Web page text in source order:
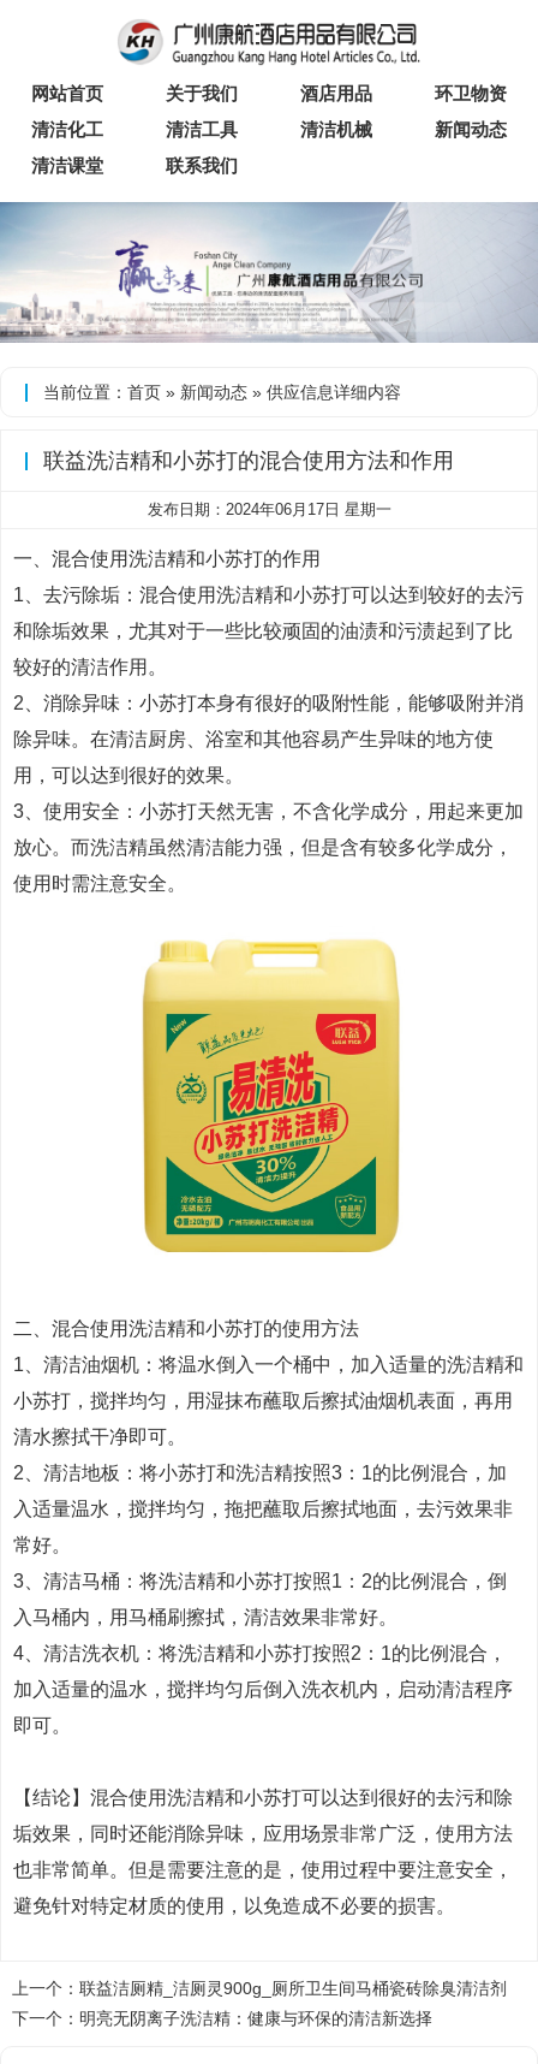
网站首页 关于我们 酒店用品
环卫物资
清洁化工
清洁工具 清洁机械
新闻动态
清洁课堂
联系我们
当前位置： 首页 » 新闻动态 » 供应信息详细内容
联益洗洁精和小苏打的混合使用方法和作用
发布日期：2024年06月17日 星期一
一、混合使用洗洁精和小苏打的作用
1、去污除垢：混合使用洗洁精和小苏打可以达到较好的去污
和除垢效果，尤其对于一些比较顽固的油渍和污渍起到了比
较好的清洁作用。
2、消除异味：小苏打本身有很好的吸附性能，能够吸附并消
除异味。在清洁厨房、浴室和其他容易产生异味的地方使
用，可以达到很好的效果。
3、使用安全：小苏打天然无害，不含化学成分，用起来更加
放心。而洗洁精虽然清洁能力强，但是含有较多化学成分，
使用时需注意安全。
二、混合使用洗洁精和小苏打的使用方法
1、清洁油烟机：将温水倒入一个桶中，加入适量的洗洁精和
小苏打，搅拌均匀，用湿抹布蘸取后擦拭油烟机表面，再用
清水擦拭干净即可。
2、清洁地板：将小苏打和洗洁精按照3：1的比例混合，加
入适量温水，搅拌均匀，拖把蘸取后擦拭地面，去污效果非
常好。
3、清洁马桶：将洗洁精和小苏打按照1：2的比例混合，倒
入马桶内，用马桶刷擦拭，清洁效果非常好。
4、清洁洗衣机：将洗洁精和小苏打按照2：1的比例混合，
加入适量的温水，搅拌均匀后倒入洗衣机内，启动清洁程序
即可。
【结论】混合使用洗洁精和小苏打可以达到很好的去污和除
垢效果，同时还能消除异味，应用场景非常广泛，使用方法
也非常简单。但是需要注意的是，使用过程中要注意安全，
避免针对特定材质的使用，以免造成不必要的损害。
上一个： 联益洁厕精_洁厕灵900g_厕所卫生间马桶瓷砖除臭清洁剂
下一个： 明亮无阴离子洗洁精：健康与环保的清洁新选择